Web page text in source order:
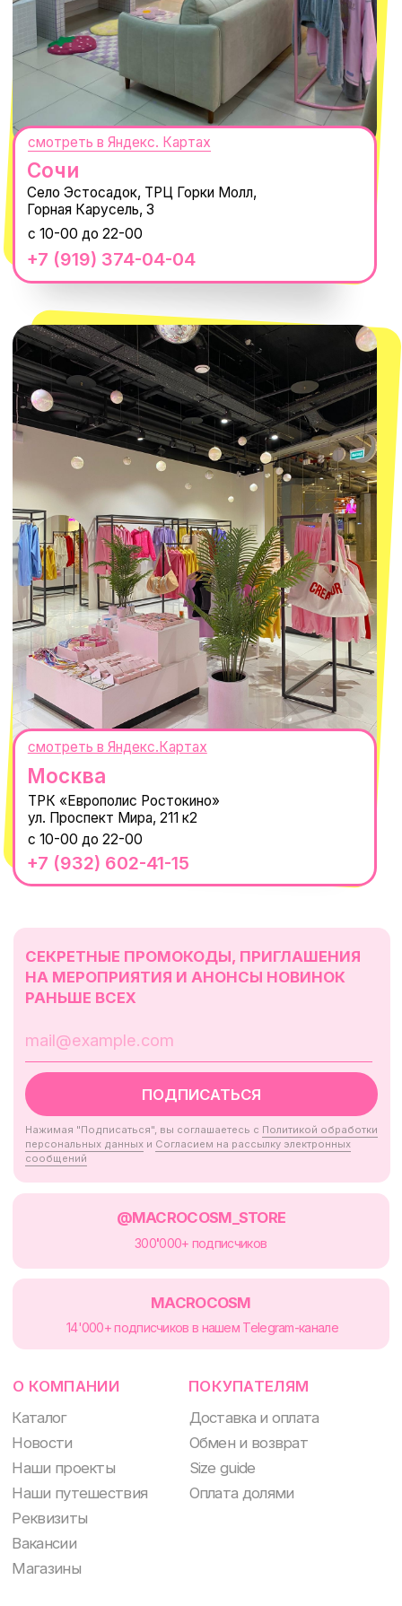
ИП Проворный Алексей Алексеевич
ИНН 667114098580
ОГРНИП 320665800076581
Telegram
8 800 550-06-92
macrocosm_store@mail.ru
КОНТАКТЫ
Оплата долями
Size guide
Обмен и возврат
Доставка и оплата
Реквизиты
Магазины
Наши путешествия
Наши проекты
Новости
Каталог
О КОМПАНИИ
© 2021-2025 Macrocosm ®
MACROCOSM
14'000+ подписчиков в нашем Telegram-канале
Оферта
Пользовательское соглашение
Политика обработки персональных
данных